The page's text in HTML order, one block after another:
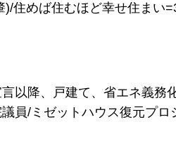
)/住めば住むほど幸せ住まい
以降、戸建て、省エネ義
員/ミゼットハウス復元プ